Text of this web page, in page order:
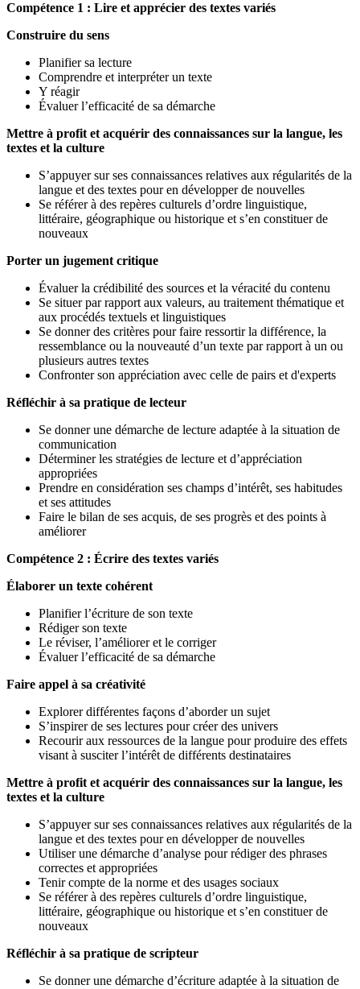
Compétence 1 : Lire et apprécier des textes variés
Construire du sens
Planifier sa lecture
Comprendre et interpréter un texte
Y réagir
Évaluer l’efficacité de sa démarche
Mettre à profit et acquérir des connaissances sur la langue, les
textes et la culture
S’appuyer sur ses connaissances relatives aux régularités de la
langue et des textes pour en développer de nouvelles
Se référer à des repères culturels d’ordre linguistique,
littéraire, géographique ou historique et s’en constituer de
nouveaux
Porter un jugement critique
Évaluer la crédibilité des sources et la véracité du contenu
Se situer par rapport aux valeurs, au traitement thématique et
aux procédés textuels et linguistiques
Se donner des critères pour faire ressortir la différence, la
ressemblance ou la nouveauté d’un texte par rapport à un ou
plusieurs autres textes
Confronter son appréciation avec celle de pairs et d'experts
Réfléchir à sa pratique de lecteur
Se donner une démarche de lecture adaptée à la situation de
communication
Déterminer les stratégies de lecture et d’appréciation
appropriées
Prendre en considération ses champs d’intérêt, ses habitudes
et ses attitudes
Faire le bilan de ses acquis, de ses progrès et des points à
améliorer
Compétence 2 : Écrire des textes variés
Élaborer un texte cohérent
Planifier l’écriture de son texte
Rédiger son texte
Le réviser, l’améliorer et le corriger
Évaluer l’efficacité de sa démarche
Faire appel à sa créativité
Explorer différentes façons d’aborder un sujet
S’inspirer de ses lectures pour créer des univers
Recourir aux ressources de la langue pour produire des effets
visant à susciter l’intérêt de différents destinataires
Mettre à profit et acquérir des connaissances sur la langue, les
textes et la culture
S’appuyer sur ses connaissances relatives aux régularités de la
langue et des textes pour en développer de nouvelles
Utiliser une démarche d’analyse pour rédiger des phrases
correctes et appropriées
Tenir compte de la norme et des usages sociaux
Se référer à des repères culturels d’ordre linguistique,
littéraire, géographique ou historique et s’en constituer de
nouveaux
Réfléchir à sa pratique de scripteur
Se donner une démarche d’écriture adaptée à la situation de